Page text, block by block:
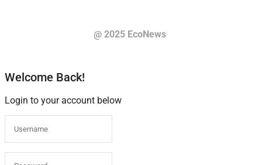
@ 2025 EcoNews
Welcome Back!
Login to your account below